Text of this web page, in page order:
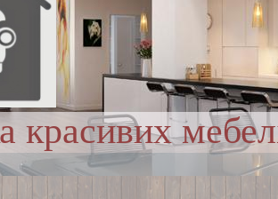
красивих